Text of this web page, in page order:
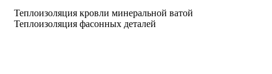
Теплоизоляция кровли минеральной ватой
Теплоизоляция фасонных деталей